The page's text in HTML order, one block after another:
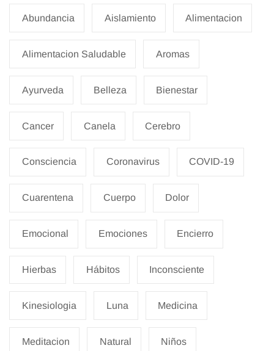
Abundancia Aislamiento Alimentacion
Alimentacion Saludable Aromas
Ayurveda Belleza Bienestar
Cancer Canela Cerebro
Consciencia Coronavirus COVID-19
Cuarentena Cuerpo Dolor
Emocional Emociones Encierro
Hierbas Hábitos Inconsciente
Kinesiologia Luna Medicina
Meditacion Natural Niños